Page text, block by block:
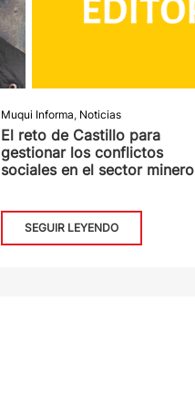
Muqui Informa, Noticias
El reto de Castillo para
gestionar los conflictos
sociales en el sector minero
SEGUIR LEYENDO